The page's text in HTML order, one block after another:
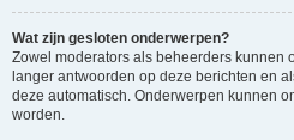
Wat zijn gesloten onderwerpen?
Zowel moderators als beheerders kunnen
langer antwoorden op deze berichten en
deze automatisch. Onderwerpen kunnen
worden.